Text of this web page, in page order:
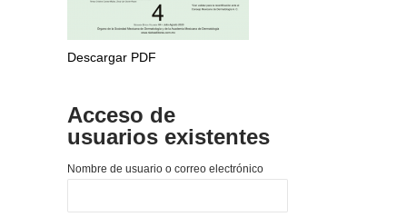
Descargar PDF
Acceso de
usuarios existentes
Nombre de usuario o correo electrónico